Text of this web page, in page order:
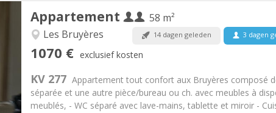
Appartement
58 m²
Les Bruyères
1070 € exclusief kosten
14 dagen geleden 3 dagen
KV 277 Appartement tout confort aux Bruyères composé
séparée et une autre pièce/bureau ou ch. avec meubles à
meublés, - WC séparé avec lave-mains, tablette et miroir -
Inrichting
Badkamer:Privaat
Oppervlakte:58 m 2
Andere
Sfeer:
Huisdieren: